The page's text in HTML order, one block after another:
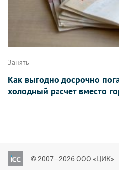
Занять
Как выгодно досрочно
холодный расчет вместо
© 2007—2026 ООО «ЦИК»